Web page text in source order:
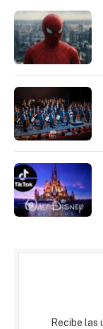
Recibe las